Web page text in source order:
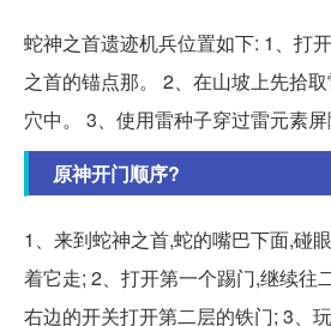
蛇神之首遗迹机兵位置如下: 1、打
之首的锚点那。 2、在山坡上先拾
穴中。 3、使用雷种子穿过雷元素屏
原神开门顺序?
1、来到蛇神之首,蛇的嘴巴下面,碰
着它走; 2、打开第一个踢门,继续往
右边的开关打开第二层的铁门; 3、玩